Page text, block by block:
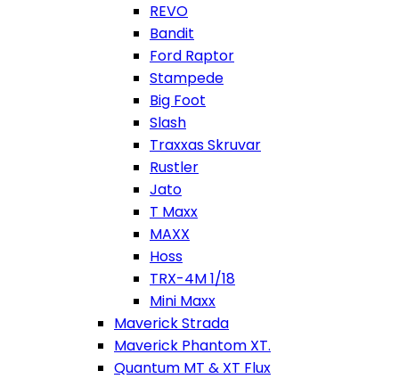
REVO
Bandit
Ford Raptor
Stampede
Big Foot
Slash
Traxxas Skruvar
Rustler
Jato
T Maxx
MAXX
Hoss
TRX-4M 1/18
Mini Maxx
Maverick Strada
Maverick Phantom XT.
Quantum MT & XT Flux